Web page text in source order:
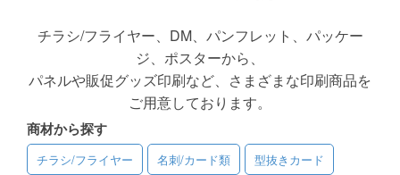
フルデザイン
データ修正
写真からイラスト作成
デザイン制作例
チラシ/フライヤー、DM、パンフレット、パッケー
ジ、ポスターから、
パネルや販促グッズ印刷など、さまざまな印刷商品を
ご用意しております。
商材から探す
チラシ/フライヤー 名刺/カード類 型抜きカード